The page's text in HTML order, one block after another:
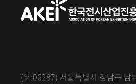
(우:06287) 서울특별시 강남구 남